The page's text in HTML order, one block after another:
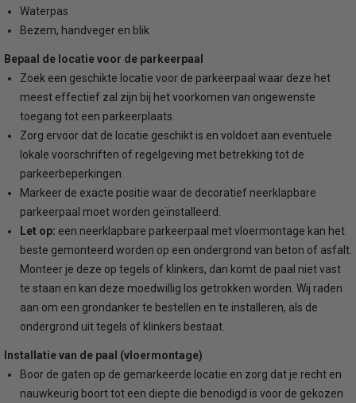
Waterpas
Bezem, handveger en blik
Bepaal de locatie voor de parkeerpaal
Zoek een geschikte locatie voor de parkeerpaal waar deze het
meest effectief zal zijn bij het voorkomen van ongewenste
toegang tot een parkeerplaats.
Zorg ervoor dat de locatie geschikt is en voldoet aan eventuele
lokale voorschriften of regelgeving met betrekking tot de
parkeerbeperkingen.
Markeer de exacte positie waar de decoratief neerklapbare
parkeerpaal moet worden geïnstalleerd.
Let op: een neerklapbare parkeerpaal met vloermontage kan het
beste gemonteerd worden op een ondergrond van beton of asfalt.
Monteer je deze op tegels of klinkers, dan komt de paal niet vast
te staan en kan deze moedwillig los getrokken worden. Wij raden
aan om een grondanker te bestellen en te installeren, als de
ondergrond uit tegels of klinkers bestaat.
Installatie van de paal (vloermontage)
Boor de gaten op de gemarkeerde locatie en zorg dat je recht en
nauwkeurig boort tot een diepte die benodigd is voor de gekozen